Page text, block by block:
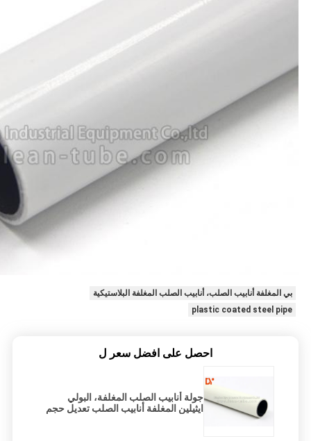
بي المغلفة أنابيب الصلب، أنابيب الصلب المغلفة البلاستيكية
plastic coated steel pipe
احصل على افضل سعر ل
جولة أنابيب الصلب المغلفة، البولي
ايثيلين المغلفة أنابيب الصلب تعديل حجم